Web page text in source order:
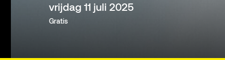
vrijdag 11 juli 2025
Gratis